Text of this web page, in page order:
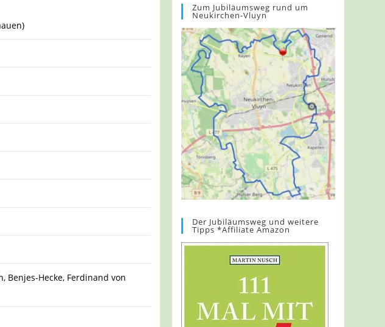
Benjes-Hecke, Ferdinand von
Zum Jubiläumsweg rund um
Neukirchen-Vluyn
Der Jubiläumsweg und weitere
Tipps *Affiliate Amazon